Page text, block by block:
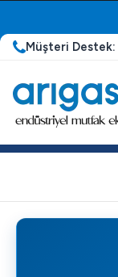
Müşteri Destek: